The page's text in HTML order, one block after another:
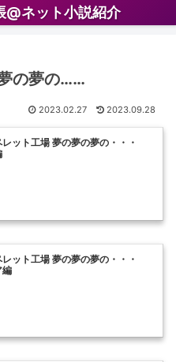
@ネット小説紹介
の夢の……
2023.02.27 2023.09.28
レット工場 夢の夢の夢の・・・
レット工場 夢の夢の夢の・・・